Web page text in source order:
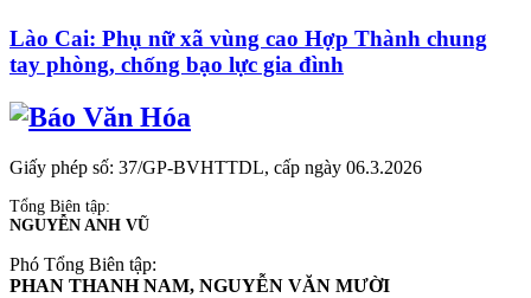
Lào Cai: Phụ nữ xã vùng cao Hợp Thành chung
tay phòng, chống bạo lực gia đình
Giấy phép số: 37/GP-BVHTTDL, cấp ngày 06.3.2026
Tổng Biên tập:
NGUYỄN ANH VŨ
Phó Tổng Biên tập:
PHAN THANH NAM, NGUYỄN VĂN MƯỜI